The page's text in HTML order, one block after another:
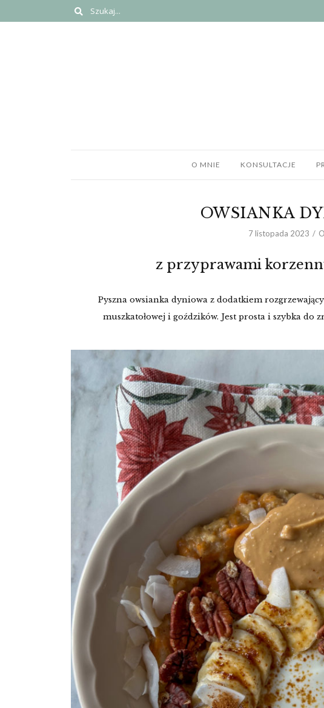
O MNIE KONSULTACJE
OWSIANKA
7 listopada 2023
z przyprawami
Pyszna owsianka dyniowa z dodatkiem
muszkatołowej i goździków. Jest prosta i szybka do